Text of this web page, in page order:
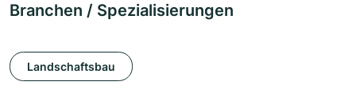
Branchen / Spezialisierungen
Landschaftsbau